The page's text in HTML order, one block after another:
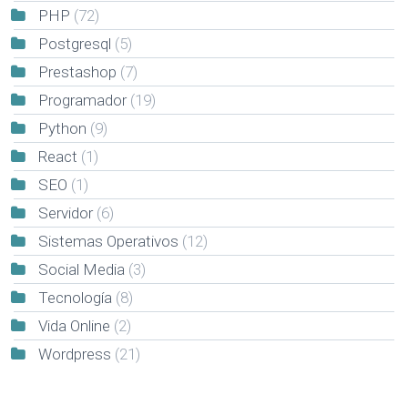
PHP (72)
Postgresql (5)
Prestashop (7)
Programador(19)
Python (9)
React (1)
SEO (1)
Servidor(6)
Sistemas Operativos (12)
Social Media (3)
Tecnología (8)
Vida Online (2)
Wordpress (21)